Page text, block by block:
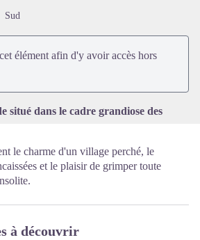
Sud
élément afin d'y avoir accès hors
situé dans le cadre grandiose des
le charme d'un village perché, le
et le plaisir de grimper toute
à découvrir